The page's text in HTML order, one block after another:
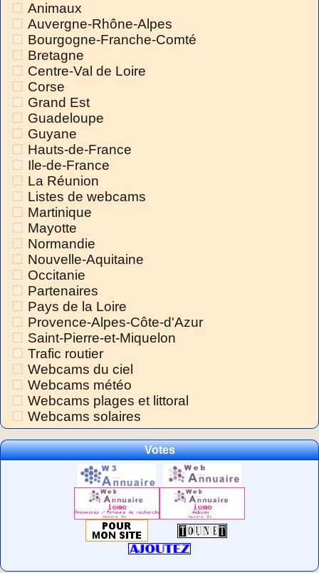
Animaux
Auvergne-Rhône-Alpes
Bourgogne-Franche-Comté
Bretagne
Centre-Val de Loire
Corse
Grand Est
Guadeloupe
Guyane
Hauts-de-France
Ile-de-France
La Réunion
Listes de webcams
Martinique
Mayotte
Normandie
Nouvelle-Aquitaine
Occitanie
Partenaires
Pays de la Loire
Provence-Alpes-Côte-d'Azur
Saint-Pierre-et-Miquelon
Trafic routier
Webcams du ciel
Webcams météo
Webcams plages et littoral
Webcams solaires
Votes